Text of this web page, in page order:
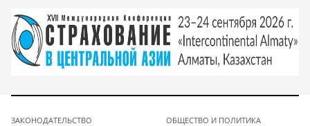
ЗАКОНОДАТЕЛЬСТВО
ОБЩЕСТВО И ПОЛИТИКА